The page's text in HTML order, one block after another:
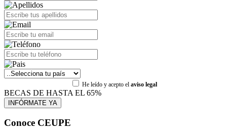
He leído y acepto el aviso legal
BECAS DE HASTA EL 65%
Conoce CEUPE